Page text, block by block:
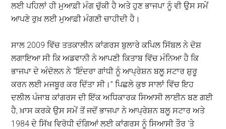
ਲਈ ਪਹਿਲਾਂ ਹੀ ਮੁਆਫ਼ੀ ਮੰਗ ਚੁੱਕੀ ਹੈ ਅਤੇ ਹੁਣ ਭਾਜਪਾ ਨੂੰ ਵੀ ਉਸ ਸਮੇਂ
ਆਪਣੇ ਰੁਖ਼ ਲਈ ਮੁਆਫ਼ੀ ਮੰਗਣੀ ਚਾਹੀਦੀ ਹੈ।
ਸਾਲ 2009 ਵਿੱਚ ਤਤਕਾਲੀਨ ਕਾਂਗਰਸ ਬੁਲਾਰੇ ਕਪਿਲ ਸਿੱਬਲ ਨੇ ਦੋਸ਼
ਲਗਾਇਆ ਸੀ ਕਿ ਅਡਵਾਨੀ ਨੇ ਆਪਣੀ ਕਿਤਾਬ ਵਿੱਚ ਮੰਨਿਆ ਹੈ ਕਿ
ਭਾਜਪਾ ਦੇ ਅੰਦੋਲਨ ਨੇ “ਇੰਦਰਾ ਗਾਂਧੀ ਨੂੰ ਆਪ੍ਰੇਸ਼ਨ ਬਲੂ ਸਟਾਰ ਸ਼ੁਰੂ
ਕਰਨ ਲਈ ਮਜਬੂਰ ਕਰ ਦਿੱਤਾ ਸੀ।” ਪਿਛਲੇ ਕੁਝ ਸਾਲਾਂ ਵਿੱਚ ਇਹ
ਦਲੀਲ ਪੰਜਾਬ ਕਾਂਗਰਸ ਦੀ ਇੱਕ ਅਧਿਕਾਰਕ ਸਿਆਸੀ ਲਾਈਨ ਬਣ ਗਈ
ਹੈ, ਖ਼ਾਸ ਕਰਕੇ ਉਸ ਸਮੇਂ ਤੋਂ ਜਦੋਂ ਭਾਜਪਾ ਨੇ ਆਪ੍ਰੇਸ਼ਨ ਬਲੂ ਸਟਾਰ ਅਤੇ
1984 ਦੇ ਸਿੱਖ ਵਿਰੋਧੀ ਦੰਗਿਆਂ ਲਈ ਕਾਂਗਰਸ ਨੂੰ ਸਿਆਸੀ ਤੌਰ ‘ਤੇ